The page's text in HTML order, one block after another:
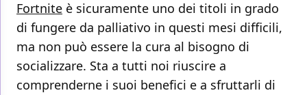
Fortnite è sicuramente uno dei titoli in grado
di fungere da palliativo in questi mesi difficili,
ma non può essere la cura al bisogno di
socializzare. Sta a tutti noi riuscire a
comprenderne i suoi benefici e a sfruttarli di